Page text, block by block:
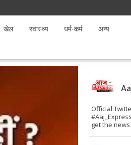
खेल स्वास्थ्य धर्म-कर्म अन्य
Official
get the